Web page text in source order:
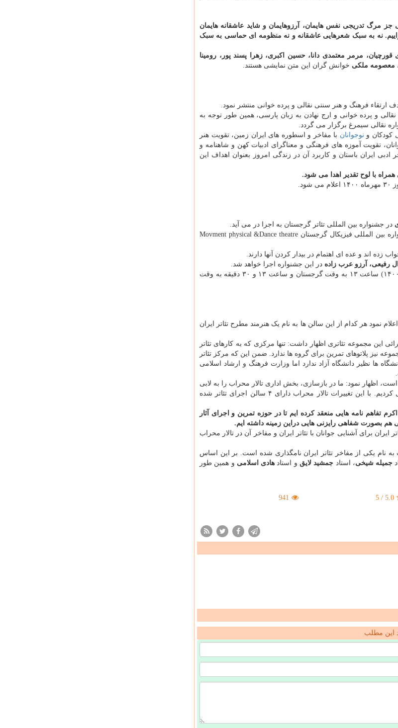
جز مرگ تدریجی نفس هایمان، آرزوهایمان و شاید عاشقانه هایمان
نه به سبک شعرهایی عاشقانه و نه منظومه ای حماسی به سبک
مرمر معتمدی دانا، حسین اکبری، زهرا پسند پور، رومینا
معصومه ملکی خوانش گران این متن نمایشی هستند.
ارتقاء فرهنگ و هنر سنتی نقالی و پرده خوانی منتشر نمود.
و پرده خوانی و ارج نهادن به زبان پارسی، همین طور توجه به
نقالی سیمرغ برگزار می گردد.
کودکان و نوجوانان با مفاخر و اسطوره های ایران زمین، تقویت هنر
تقویت آموزه های فرهنگی و معناگرای ادبیات کهن و شاهنامه و
ادبی ایران باستان و کاربرد آن در زندگی امروز بعنوان اهداف این
با لوح تقدیر اهدا می شود.
در جشنواره بین المللی تئاتر گرجستان به اجرا در می آید.
پس از اجرا در کشورمان به جشنواره بین المللی فیزیکال گرجستان Movment physical &Dance theatre
اند و عده ای اهتمام در بیدار کردن آنها دارند.
رفیعی، آرزو عرب زاده در این جشنواره اجرا خواهد شد.
پخش برخط (آنلاین) این نمایش در روز یکشنبه ۲۳ سپتامبر (اول مهر ماه ۱۴۰۰) ساعت ۱۳ به وقت گرجستان و ساعت ۱۳ و ۳۰ دقیقه به وقت
نمود هر کدام از این سالن ها به نام یک هنرمند مطرح تئاتر ایران
این مجموعه تئاتری اظهار داشت: تنها مرکزی که به کارهای تئاتر
با ۲ سالن اجرا است که این مجموعه نیز پلاتوهای تمرین برای گروه ها ندارد. ضمن این که مرکز تئاتر
ها نظیر دانشگاه آزاد ندارد اما وزارت فرهنگ و ارشاد اسلامی
است، اظهار نمود: ما در بازسازی، بخش اداری تالار محراب را به لابی
سالن اصلی منتقل و فضای پایین مجموعه را به ۲ بلک پاکس و پلاتو تبدیل کردیم. با این تغییرات تالار محراب دارای ۴ سالن اجرای تئاتر شده
تفاهم نامه هایی منعقد کرده ایم تا در حوزه تمرین و اجرای آثار
بصورت شفاهی رایزنی هایی دراین زمینه داشته ایم.
برای آشنایی جوانان با تئاتر ایران و مفاخر آن در تالار محراب
نام یکی از مفاخر تئاتر ایران نامگذاری شده است. بر این اساس
جمیله شیخی، استاد جمشید لایق و استاد هادی اسلامی و همین طور
5.0
/
5
941
این مطلب